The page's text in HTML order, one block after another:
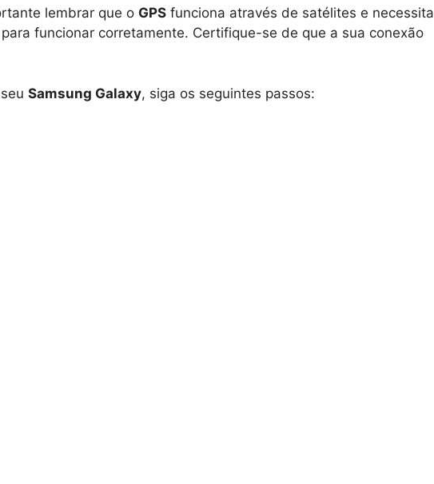
lembrar que o GPS funciona através de satélites e necessita
funcionar corretamente. Certifique-se de que a sua conexão
Samsung Galaxy, siga os seguintes passos: